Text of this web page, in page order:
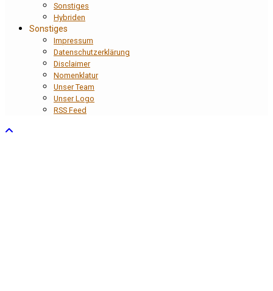
Sonstiges
Hybriden
Sonstiges
Impressum
Datenschutzerklärung
Disclaimer
Nomenklatur
Unser Team
Unser Logo
RSS Feed